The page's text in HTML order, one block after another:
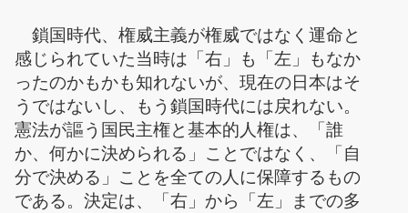
鎖国時代、権威主義が権威ではなく運命と
感じられていた当時は「右」も「左」もなか
ったのかもかも知れないが、現在の日本はそ
うではないし、もう鎖国時代には戻れない。
憲法が謳う国民主権と基本的人権は、「誰
か、何かに決められる」ことではなく、「自
分で決める」ことを全ての人に保障するもの
である。決定は、「右」から「左」までの多